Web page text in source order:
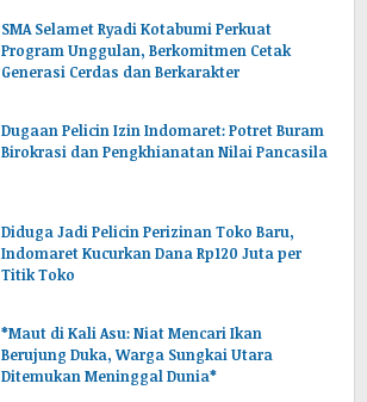
SMA Selamet Ryadi Kotabumi Perkuat
Program Unggulan, Berkomitmen Cetak
Generasi Cerdas dan Berkarakter
Dugaan Pelicin Izin Indomaret: Potret Buram
Birokrasi dan Pengkhianatan Nilai Pancasila
‎Diduga Jadi Pelicin Perizinan Toko Baru,
Indomaret Kucurkan Dana Rp120 Juta per
Titik Toko
*Maut di Kali Asu: Niat Mencari Ikan
Berujung Duka, Warga Sungkai Utara
Ditemukan Meninggal Dunia*